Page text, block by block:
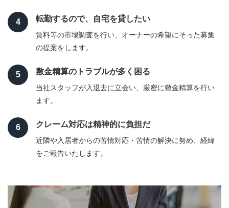
4 転勤するので、自宅を貸したい
賃料等の市場調査を行い、オーナーの希望にそった募集
の提案をします。
5 敷金精算のトラブルが多く困る
当社スタッフが入退去に立会い、厳密に敷金精算を行い
ます。
6 クレーム対応は精神的に負担だ
近隣や入居者からの苦情対応・苦情の解決に努め、経緯
をご報告いたします。